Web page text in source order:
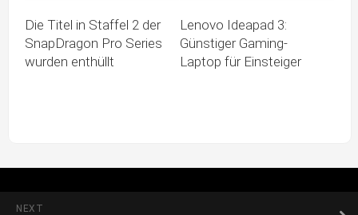
Die Titel in Staffel 2 der
SnapDragon Pro Series
wurden enthüllt
Lenovo Ideapad 3:
Günstiger Gaming-
Laptop für Einsteiger
NEXT